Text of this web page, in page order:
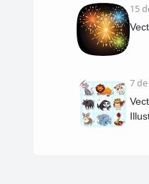
15
7